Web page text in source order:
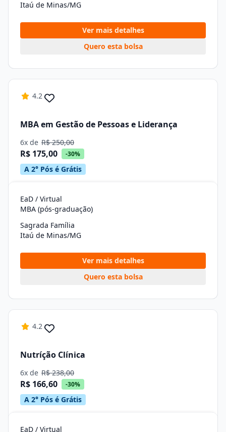
Itaú de Minas/MG
Ver mais detalhes
Quero esta bolsa
4.2
MBA em Gestão de Pessoas e Liderança
6x de R$ 250,00
R$ 175,00 -30%
A 2° Pós é Grátis
EaD / Virtual
MBA (pós-graduação)
Sagrada Família
Itaú de Minas/MG
Ver mais detalhes
Quero esta bolsa
4.2
Nutríção Clínica
6x de R$ 238,00
R$ 166,60 -30%
A 2° Pós é Grátis
EaD / Virtual